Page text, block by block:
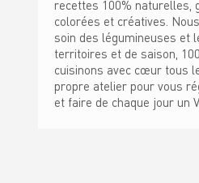
recettes 100% naturelles,
colorées et créatives.
soin des légumineuses et
territoires et de saison,
cuisinons avec cœur tous
propre atelier pour vous
et faire de chaque jour un